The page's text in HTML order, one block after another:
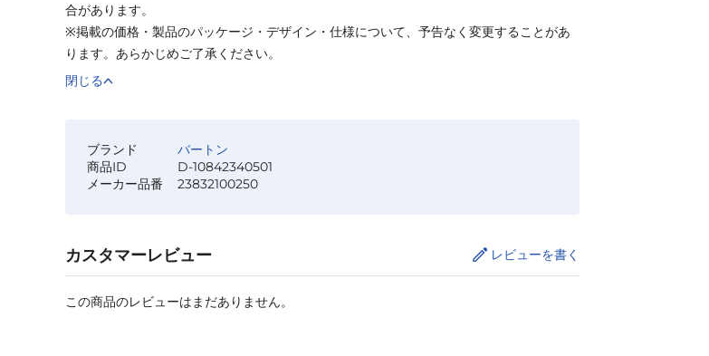
合があります。
※掲載の価格・製品のパッケージ・デザイン・仕様について、予告なく変更することがあ
ります。あらかじめご了承ください。
閉じる
ブランド
バートン
商品ID
D-10842340501
メーカー品番
23832100250
カスタマーレビュー レビューを書く
この商品のレビューはまだありません。